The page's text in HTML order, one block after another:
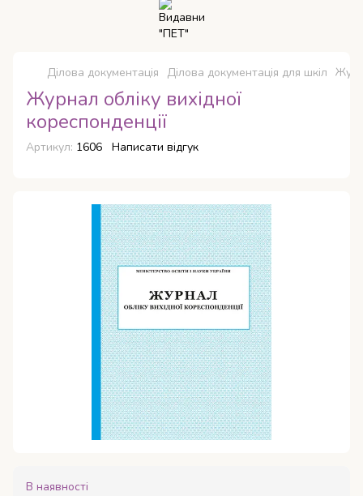
Ділова документація Ділова документація для шкіл
Журнал обліку вихідної
кореспонденції
Артикул: 1606 Написати відгук
В наявності